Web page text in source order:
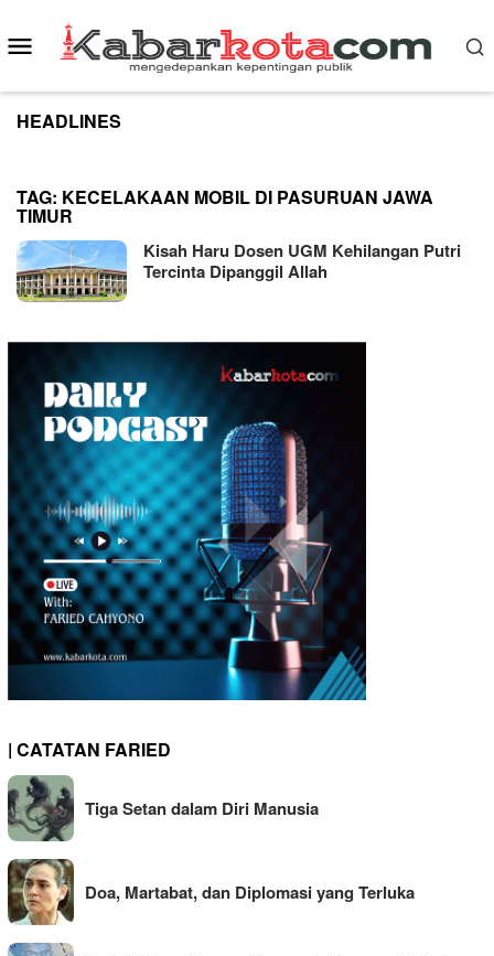
to
content
Mobile
Menu
HEADLINES
TAG: KECELAKAAN MOBIL DI PASURUAN JAWA
TIMUR
Kisah Haru Dosen UGM Kehilangan Putri
Tercinta Dipanggil Allah
| CATATAN FARIED
Tiga Setan dalam Diri Manusia
Doa, Martabat, dan Diplomasi yang Terluka